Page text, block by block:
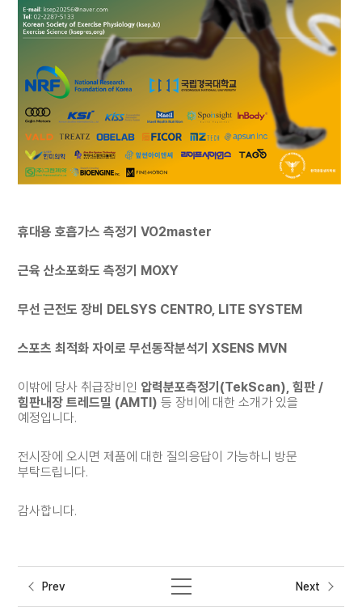
휴대용 호흡가스 측정기 VO2master
근육 산소포화도 측정기 MOXY
무선 근전도 장비 DELSYS CENTRO, LITE SYSTEM
스포츠 최적화 자이로 무선동작분석기 XSENS MVN
이밖에 당사 취급장비인 압력분포측정기 (TekScan),힘판 /
힘판내장 트레드밀 (AMTI) 등 장비에 대한 소개가 있을
예정입니다.
전시장에 오시면 제품에 대한 질의응답이 가능하니 방문
부탁드립니다.
감사합니다.
Prev Next